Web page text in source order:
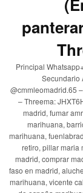
Principal
Secundario
@cmmleomadrid.65
– Threema:
madrid, fumar
marihuana,
marihuana,
retiro, pillar maria
madrid, comprar
faso en madrid,
marihuana, vicente